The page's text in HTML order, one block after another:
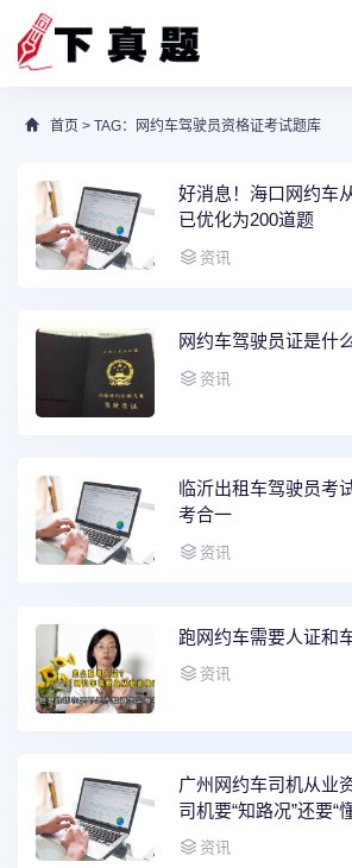
首页 > TAG：网约车驾驶员资格证考试题库
好消息！海口网约车
已优化为200道题
资讯
网约车驾驶员证是什
资讯
临沂出租车驾驶员考
考合一
资讯
跑网约车需要人证和
资讯
广州网约车司机从业
司机要“知路况”还要“
资讯